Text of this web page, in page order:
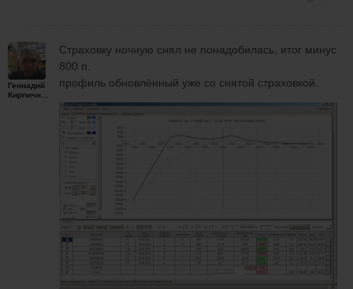
Геннадий
Страховку ночную снял не понадобилась, итог минус
800 п.
профиль обновлённый уже со снятой страховкой.